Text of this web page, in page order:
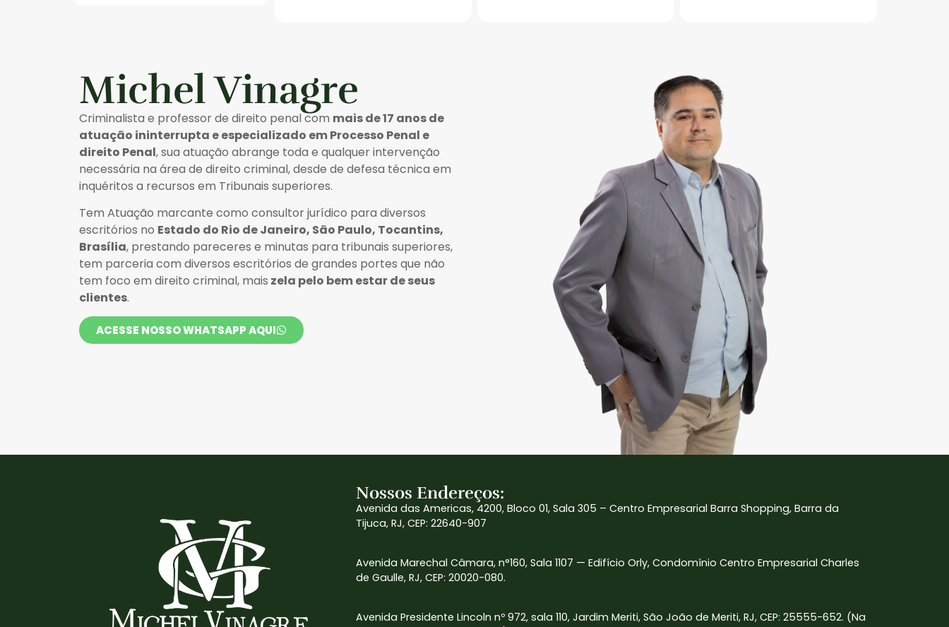
Michel Vinagre
Criminalista e professor de direito penal com mais de 17 anos de
atuação ininterrupta e especializado em Processo Penal e
direito Penal, sua atuação abrange toda e qualquer intervenção
necessária na área de direito criminal, desde de defesa técnica em
inquéritos a recursos em Tribunais superiores.
Tem Atuação marcante como consultor jurídico para diversos
escritórios no Estado do Rio de Janeiro, São Paulo, Tocantins,
Brasília, prestando pareceres e minutas para tribunais superiores,
tem parceria com diversos escritórios de grandes portes que não
tem foco em direito criminal, mais zela pelo bem estar de seus
clientes.
ACESSE NOSSO WHATSAPP AQUI
Nossos Endereços:
Avenida das Americas, 4200, Bloco 01, Sala 305 – Centro Empresarial Barra Shopping, Barra da
Tijuca, RJ, CEP: 22640-907
Avenida Marechal Câmara, n°160, Sala 1107 — Edifício Orly, Condomínio Centro Empresarial Charles
de Gaulle, RJ, CEP: 20020-080.
Avenida Presidente Lincoln nº 972, sala 110, Jardim Meriti, São João de Meriti, RJ, CEP: 25555-652. (Na